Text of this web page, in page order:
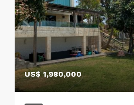
US$ 1,980,000